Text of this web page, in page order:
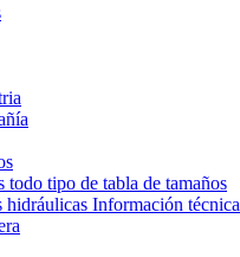
todo tipo de tabla de tamaños
hidráulicas Información técnica